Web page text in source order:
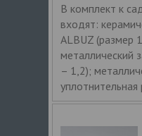
В комплект к
входят:
ALBUZ (размер
металлический
– 1,2);
уплотнительная